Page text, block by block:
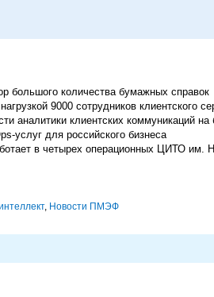
большого количества бумажных справок
9000 сотрудников клиентского
аналитики клиентских коммуникаций на
услуг для российского бизнеса
в четырех операционных ЦИТО им.
, Новости ПМЭФ